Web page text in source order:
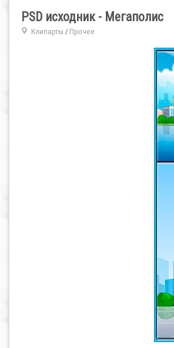
PSD исходник - Мегаполис
Клипарты / Прочее